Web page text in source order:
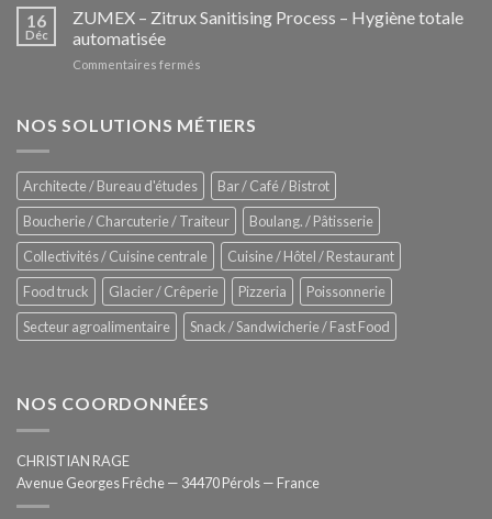
des
–
Le
de
16
Déc
ZUMEX – Zitrux Sanitising Process – Hygiène totale
automatisée
Commentaires fermés
Zitrux
–
Hygiène
totale
automatisée
NOS SOLUTIONS MÉTIERS
Architecte / Bureau d'études
Bar / Café / Bistrot
Boucherie / Charcuterie / Traiteur
Boulang. / Pâtisserie
Collectivités / Cuisine centrale
Cuisine / Hôtel / Restaurant
Food truck
Glacier / Crêperie Pizzeria
Poissonnerie
Secteur agroalimentaire
Snack / Sandwicherie / Fast Food
NOS COORDONNÉES
CHRISTIAN RAGE
Avenue Georges Frêche — 34470 Pérols — France